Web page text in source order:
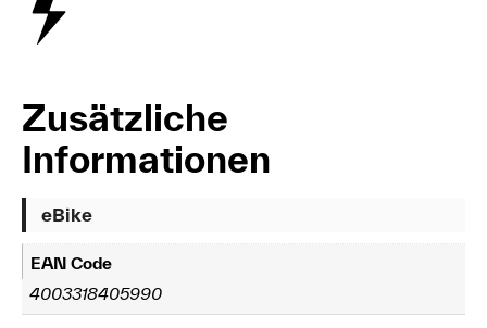
Zusätzliche
Informationen
eBike
EAN Code
4003318405990